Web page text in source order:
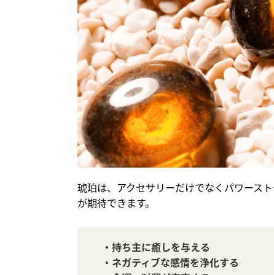
琥珀は、アクセサリーだけでなくパワース
が期待できます。
・持ち主に癒しを与える
・ネガティブな感情を浄化する